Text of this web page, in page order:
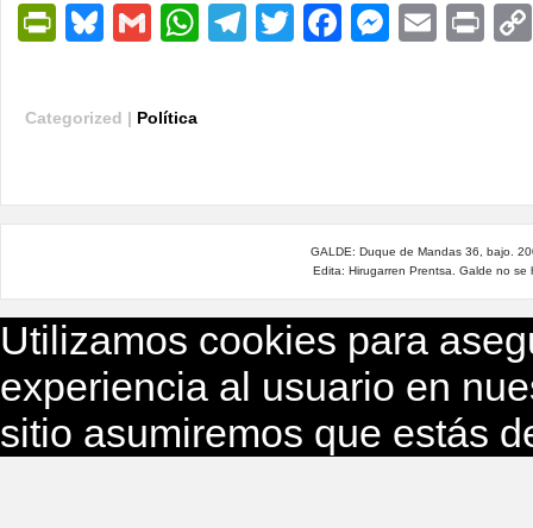
PrintFriendly
Bluesky
GmailWhatsApp
Telegram
TwitterFacebook
Email
Categorized | Política
GALDE: Duque de Mandas 36, bajo.
Edita: Hirugarren Prentsa. Galde no
Utilizamos cookies para
experiencia al usuario en
sitio asumiremos que estás